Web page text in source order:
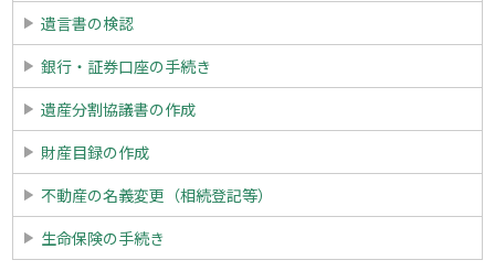
遺言書の検認
銀行・証券口座の手続き
遺産分割協議書の作成
財産目録の作成
不動産の名義変更（相続登記等）
生命保険の手続き